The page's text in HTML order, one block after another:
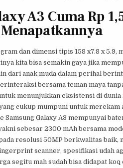
A3 Cuma Rp
dan dimensi tipis 158 x7.8 x
kita bisa semakin gaya jika
dari anak muda dalam perihal
bersama teman maya
menunjukkan eksistensi di dunia
cukup mumpuni untuk merekam
Samsung Galaxy A3 mempunyai
sebesar 2300 mAh bersama
resolusi 50MP berkwalitas baik,
scanner, spesifikasi udah
segitu mah sudah bisa didapat